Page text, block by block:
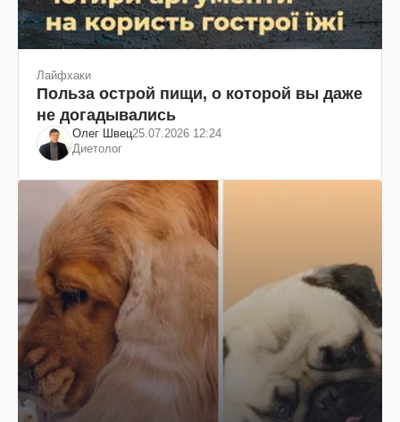
Лайфхаки
Польза острой пищи, о которой вы даже
не догадывались
Олег Швец25.07.2026 12:24
Диетолог